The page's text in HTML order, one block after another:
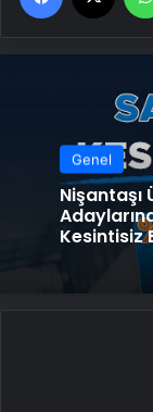
Genel
Nişantaşı
Kesintisiz